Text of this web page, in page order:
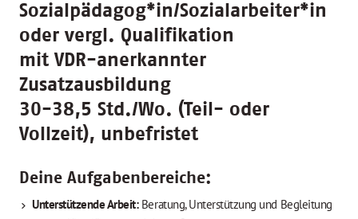
Sozialpädagog*in/Sozialarbeiter*in
oder vergl. Qualifikation
mit VDR-anerkannter
Zusatzausbildung
30-38,5 Std./Wo. (Teil- oder
Vollzeit), unbefristet
Deine Aufgabenbereiche:
Unterstützende Arbeit: Beratung, Unterstützung und Begleitung